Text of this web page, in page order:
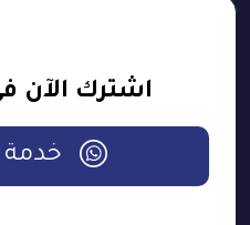
اشترك الآن
خدمة